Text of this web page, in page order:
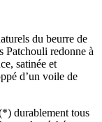
du beurre de
Patchouli redonne à
satinée et
d’un voile de
durablement tous